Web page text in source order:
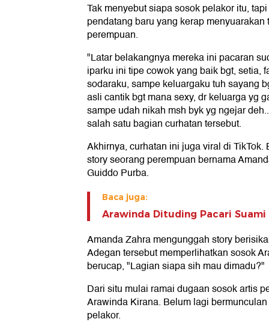
Tak menyebut siapa sosok pelakor itu,
pendatang baru yang kerap
perempuan.
"Latar belakangnya mereka ini pacaran
iparku ini tipe cowok yang baik bgt, setia,
sodaraku, sampe keluargaku tuh sayang
asli cantik bgt mana sexy, dr keluarga yg
sampe udah nikah msh byk yg ngejar
salah satu bagian curhatan tersebut.
Akhirnya, curhatan ini juga viral di
story seorang perempuan bernama
Guiddo Purba.
Baca juga:
Arawinda Dituding Pacari Suami
Amanda Zahra mengunggah story
Adegan tersebut memperlihatkan sosok
berucap, "Lagian siapa sih mau dimadu?"
Dari situ mulai ramai dugaan sosok artis
Arawinda Kirana. Belum lagi
pelakor.